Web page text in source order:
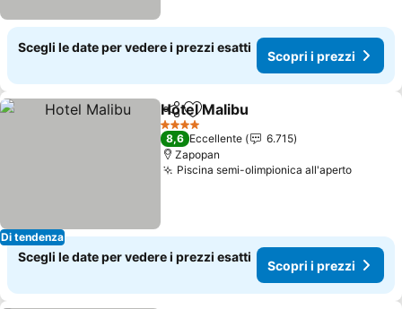
Scegli le date per vedere i prezzi esatti
Scopri i prezzi
Di tendenza
CondividiAggiungi ai preferiti
Hotel Malibu
4 Stelle
8,6 Eccellente
6.715
Zapopan
Piscina semi-olimpionica all'aperto
Scegli le date per vedere i prezzi esatti
Scopri i prezzi